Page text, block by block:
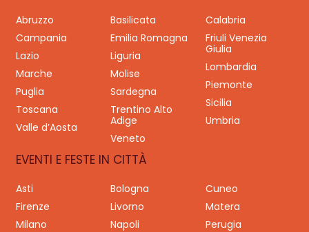
Abruzzo Basilicata
Calabria
Campania
Emilia Romagna
Friuli Venezia
Giulia
Lazio
Liguria
Lombardia
Marche
Molise
Piemonte
Puglia
Sardegna
Sicilia
Toscana
Trentino Alto
Adige
Umbria
Valle d’Aosta
Veneto
EVENTI E FESTE IN CITTÀ
Asti Bologna
Cuneo
Firenze
Livorno
Matera
Milano
Napoli
Perugia